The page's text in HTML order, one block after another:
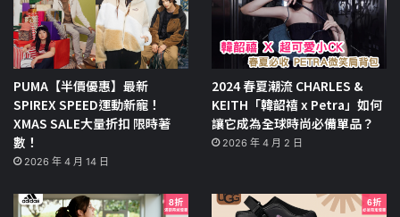
PUMA【半價優惠】最新
SPIREX SPEED運動新寵！
XMAS SALE大量折扣 限時著
數！
2026 年 4 月 14 日
2024 春夏潮流 CHARLES &
KEITH「韓韶禧 x Petra」如何
讓它成為全球時尚必備單品？
2026 年 4 月 2 日